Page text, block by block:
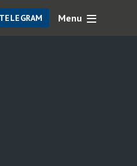
TELEGRAM Menu